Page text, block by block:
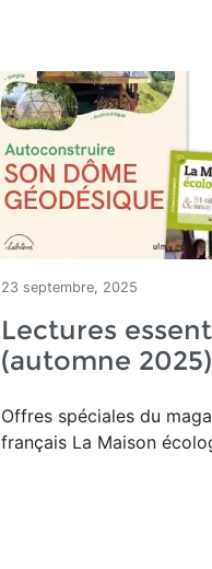
23 septembre, 2025
Lectures
(automne 2025)
Offres spéciales du
français La Maison